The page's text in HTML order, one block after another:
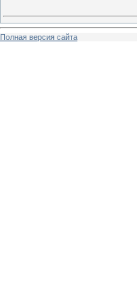
Полная версия сайта